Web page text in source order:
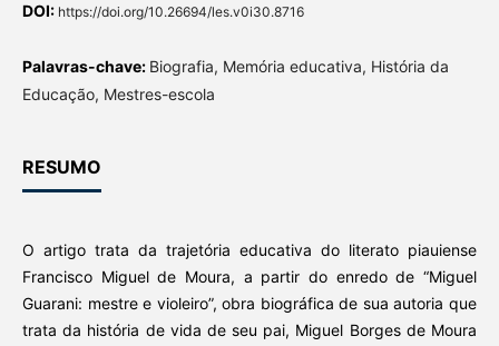
DOI: https://doi.org/10.26694/les.v0i30.8716
Palavras-chave: Biografia, Memória educativa, História da
Educação, Mestres-escola
RESUMO
O artigo trata da trajetória educativa do literato piauiense
Francisco Miguel de Moura, a partir do enredo de “Miguel
Guarani: mestre e violeiro”, obra biográfica de sua autoria que
trata da história de vida de seu pai, Miguel Borges de Moura